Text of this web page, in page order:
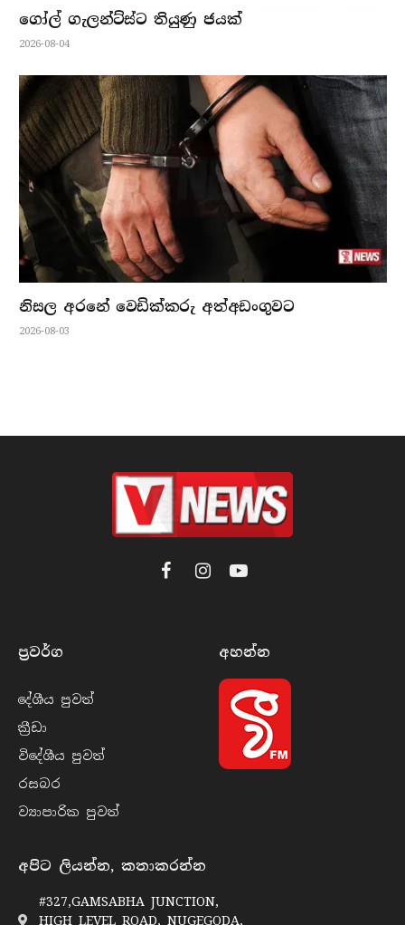
ගෝල් ගැලන්ට්ස්ට තියුණු ජයක්
2026-08-04
නිසල අරනේ වෙඩික්කරු අත්අඩංගුවට
2026-08-03
FacebookInstagramYouTube
ප්‍රවර්​ග
දේශීය පුව​ත්
ක්‍රී​ඩා
විදේශීය පුව​ත්
රසබ​ර
ව්‍යාපාරික පුව​ත්
අහන්​න
අපිට ලියන්න, කතාකරන්න
#327,GAMSABHA JUNCTION,
HIGH LEVEL ROAD, NUGEGODA,